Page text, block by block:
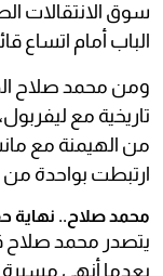
سوق الانتقالات
الباب أمام اتساع
ومن محمد صلاح
تاريخية مع
من الهيمنة مع
ارتبطت بواحدة من
محمد صلاح.. نهاية
يتصدر محمد صلاح
بعدما أنهى